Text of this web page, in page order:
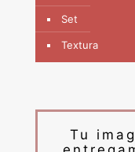
Set
Textura
Tu